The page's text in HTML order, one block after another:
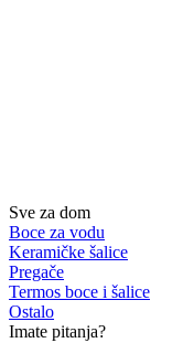
Sve za dom
Boce za vodu
Keramičke šalice
Pregače
Termos boce i šalice
Ostalo
Imate pitanja?